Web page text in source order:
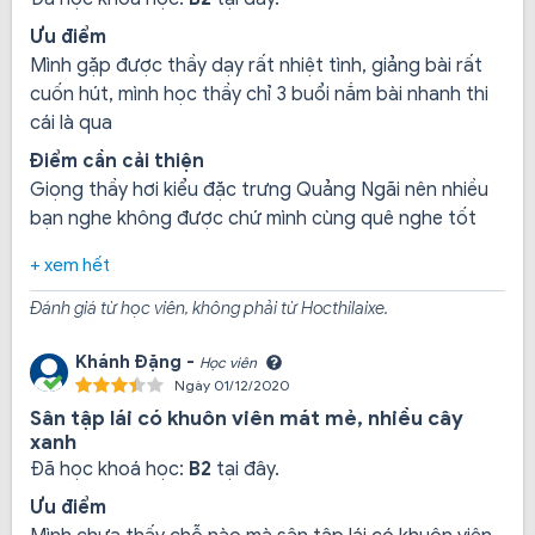
Các loại bằng lái xe được đào tạo
cơ hội nhận được các loại bằng lái phổ biến, bao gồm:
Bằng lái xe máy A1: Dành cho những người
khối hoặc có công suất động cơ điện đến 11 kW
Bằng lái xe mô tô A: Dành cho những người
muốn sử dụng xe máy hai bánh trên 125 phân
khối hoặc có công suất động cơ điện trên 11 kW
Bằng lái xe hạng B
Ưu điểm
Mình gặp được thầy dạy rất nhiệt tình, giảng bài rất
cuốn hút, mình học thầy chỉ 3 buổi nắm bài nhanh thi
cái là qua
Điểm cần cải thiện
Giọng thầy hơi kiểu đặc trưng Quảng Ngãi nên nhiều
bạn nghe không được chứ mình cùng quê nghe tốt
+ xem hết
Đánh giá từ học viên, không phải từ Hocthilaixe.
Khánh Đặng - Học viên
Ngày 01/12/2020
Sân tập lái có khuôn viên mát mẻ, nhiều cây
xanh
Đã học khoá học: B2 tại đây.
Ưu điểm